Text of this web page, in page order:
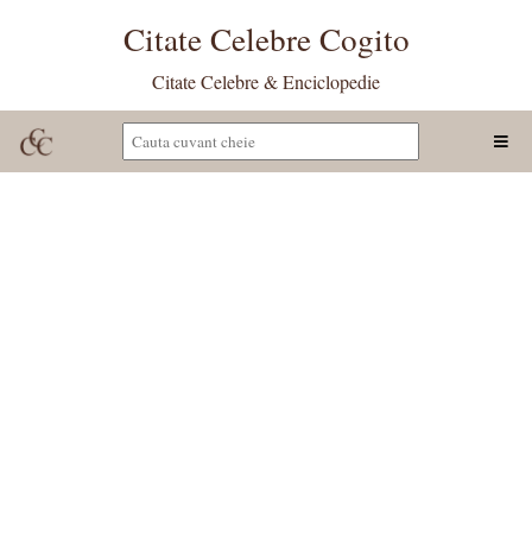
Citate Celebre Cogito
Citate Celebre & Enciclopedie